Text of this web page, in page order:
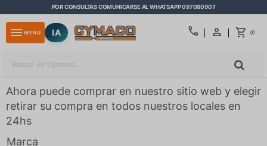
POR CONSULTAS COMUNICARSE AL WHATSAPP 097080907
call $0
menu MENÚ IA
Ahora puede comprar en nuestro sitio web y elegir
retirar su compra en todos nuestros locales en
24hs
Marca
close